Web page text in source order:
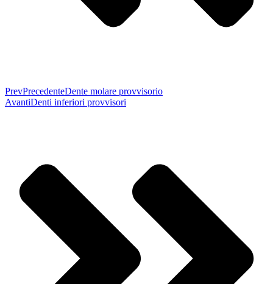
PrevPrecedenteDente molare provvisorio
AvantiDenti inferiori provvisori